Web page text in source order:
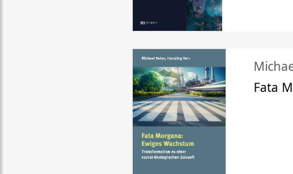
Fata